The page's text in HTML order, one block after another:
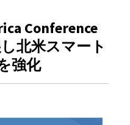
Conference
北米スマート
強化